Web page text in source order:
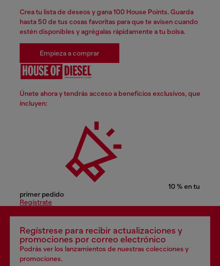
Crea tu lista de deseos y gana 100 House Points. Guarda
hasta 50 de tus cosas favoritas para que te avisen cuando
estén disponibles y agrégalas rápidamente a tu bolsa.
Empieza a comprar
Únete ahora y tendrás acceso a beneficios exclusivos, que
incluyen:
10 % en tu
primer pedido
Regístrate
Regístrese para recibir actualizaciones y
promociones por correo electrónico
Podrás ver los lanzamientos de nuestras colecciones y
promociones.